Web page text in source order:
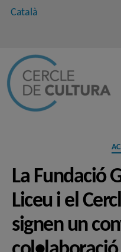
Català
La Fundació
Liceu i el
signen un